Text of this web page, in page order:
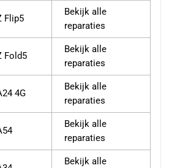
Flip5
Bekijk alle
reparaties
Fold5
Bekijk alle
reparaties
4G
Bekijk alle
reparaties
Bekijk alle
reparaties
Bekijk alle